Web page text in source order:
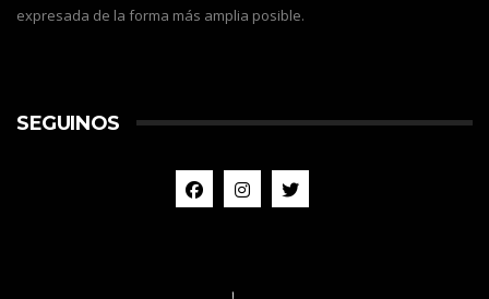
expresada de la forma más amplia posible.
SEGUINOS